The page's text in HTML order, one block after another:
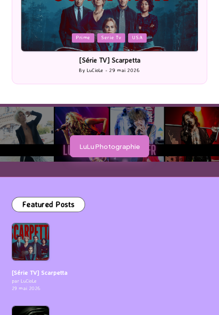
Posted
Prime Serie Tv USA
[Série TV] Scarpetta
Posted
by
ByLuCioLe 29 mai 2026
LuLu Photographie
Featured Posts
[Série TV] Scarpetta
par LuCioLe
29 mai 2026